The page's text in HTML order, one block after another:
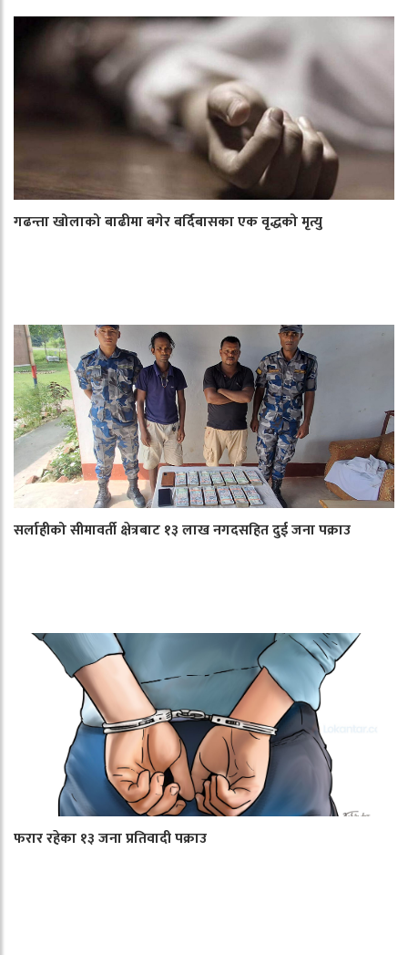
गढन्ता खोलाको बाढीमा बगेर बर्दिबासका एक वृद्धको मृत्यु
सर्लाहीको सीमावर्ती क्षेत्रबाट १३ लाख नगदसहित दुई जना पक्राउ
फरार रहेका १३ जना प्रतिवादी पक्राउ